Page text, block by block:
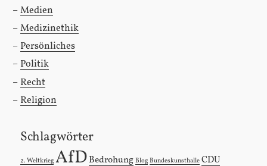
Medien
Medizinethik
Persönliches
Politik
Recht
Religion
Schlagwörter
2. Weltkrieg AfD Bedrohung Blog Bundeskunsthalle CDU